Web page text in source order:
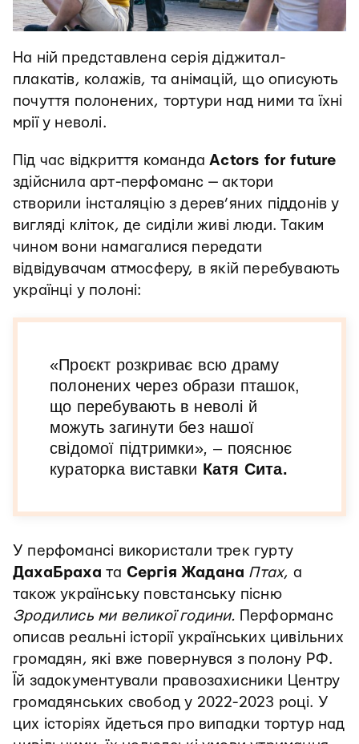
На ній представлена серія діджитал-
плакатів, колажів, та анімацій, що описують
почуття полонених, тортури над ними та їхні
мрії у неволі.
Під час відкриття командаActors for future
здійснила арт-перфоманс — актори
створили інсталяцію з дерев’яних піддонів у
вигляді кліток, де сиділи живі люди. Таким
чином вони намагалися передати
відвідувачам атмосферу, в якій перебувають
українці у полоні:
«Проєкт розкриває всю драму
полонених через образи пташок,
що перебувають в неволі й
можуть загинути без нашої
свідомої підтримки», – пояснює
кураторка виставки Катя Сита.
У перфомансі використали трек гурту
ДахаБраха та Сергія Жадана Птах, а
також українську повстанську пісню
Зродились ми великої години. Перформанс
описав реальні історії українських цивільних
громадян, які вже повернувся з полону РФ.
Їй задокументували правозахисники Центру
громадянських свобод у 2022-2023 році. У
цих історіях йдеться про випадки тортур над